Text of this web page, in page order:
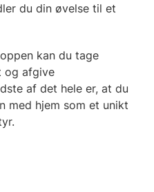
du din øvelse til et
kan du tage
og afgive
af det hele er, at du
med hjem som et unikt